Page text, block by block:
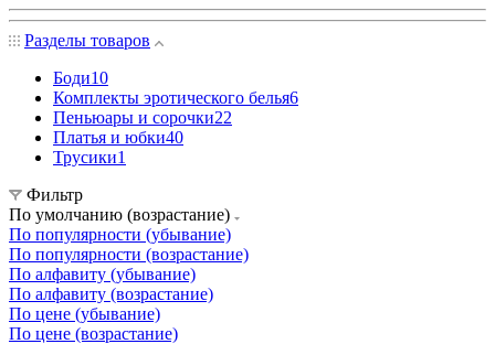
Разделы товаров
Боди10
Комплекты эротического белья6
Пеньюары и сорочки22
Платья и юбки40
Трусики1
Фильтр
По умолчанию (возрастание)
По популярности (убывание)
По популярности (возрастание)
По алфавиту (убывание)
По алфавиту (возрастание)
По цене (убывание)
По цене (возрастание)